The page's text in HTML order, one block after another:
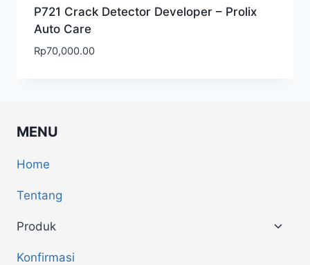
P721 Crack Detector Developer – Prolix
Auto Care
Rp70,000.00
MENU
Home
Tentang
Produk
Konfirmasi